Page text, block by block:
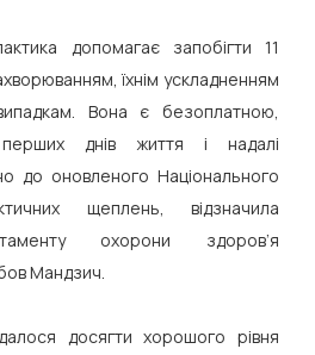
допомагає запобігти 11
їхнім ускладненням
Вона є безоплатною,
днів життя і надалі
до оновленого Національного
щеплень, відзначила
охорони здоров’я
Мандзич.
досягти хорошого рівня